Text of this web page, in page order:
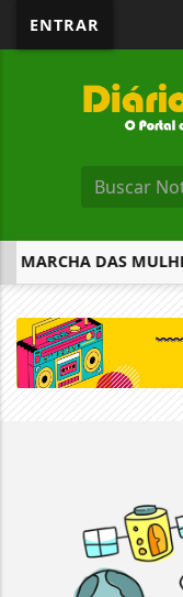
ENTRAR
MARCHA DAS